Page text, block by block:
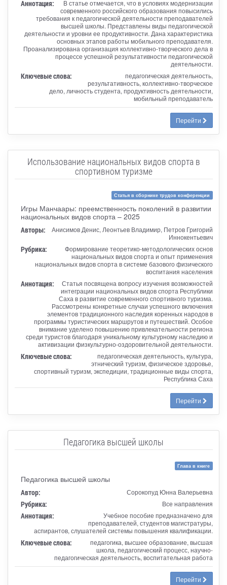
Аннотация:
В статье отмечается, что в условиях модернизации
современного российского образования повысились
требования к педагогической деятельности преподавателей
высшей школы. Представлены виды педагогической
деятельности и уровни ее продуктивности. Дана характеристика
основных этапов работы мобильного преподавателя.
Проанализирована организация коллективно-творческого дела в
процессе успешной результативности педагогической
деятельности.
Ключевые слова:
педагогическая деятельность,
результативность, коллективно-творческое
дело, личность студента, продуктивность деятельности,
мобильный преподаватель
Перейти
Использование национальных видов спорта в
спортивном туризме
Статья в сборнике трудов конференции
Игры Манчаары: преемственность поколений в развитии
национальных видов спорта – 2025
Авторы:
Анисимов Денис, Леонтьев Владимир, Петров Григорий
Иннокентьевич
Рубрика:
Формирование теоретико-методологических основ
национальных видов спорта и опыт применения
национальных видов спорта в системе базового физического
воспитания населения
Аннотация:
Статья посвящена вопросу изучения возможностей
интеграции национальных видов спорта Республики
Саха в развитие современного спортивного туризма.
Рассмотрены конкретные случаи успешного включения
элементов традиционного наследия коренных народов в
программы туристических маршрутов и путешествий. Особое
внимание уделено повышению привлекательности региона
среди туристов благодаря уникальному культурному наследию и
активизации физкультурно-оздоровительной деятельности.
Ключевые слова:
педагогическая деятельность, культура,
этнический туризм, физическое здоровье,
спортивный туризм, экспедиции, традиционные виды спорта,
Республика Саха
Перейти
Педагогика высшей школы
Глава в книге
Педагогика высшей школы
Автор: Сорокопуд Юнна Валерьевна
Рубрика: Все направления
Аннотация:
Учебное пособие предназначено для
преподавателей, студентов магистратуры,
аспирантов, слушателей системы повышения квалификации.
Ключевые слова:
педагогика, высшее образование, высшая
школа, педагогический процесс, научно-
педагогическая деятельность, воспитательная работа
Перейти